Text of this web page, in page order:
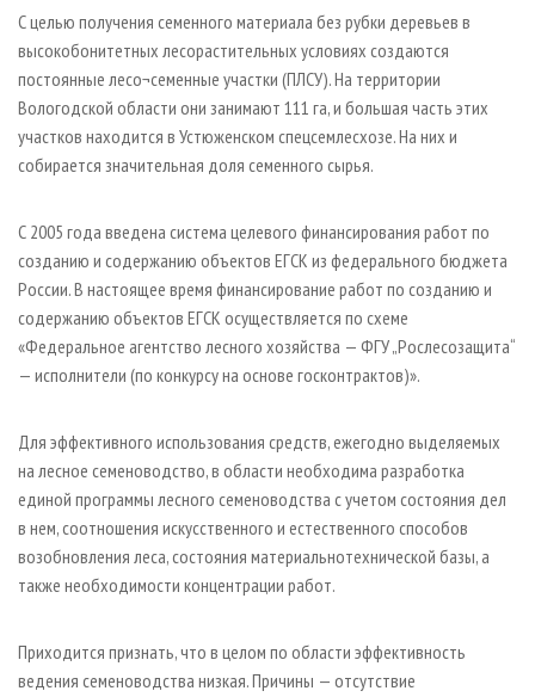
С целью получения семенного материала без рубки деревьев в
высокобонитетных лесорастительных условиях создаются
постоянные лесо¬семенные участки (ПЛСУ). На территории
Вологодской области они занимают 111 га, и большая часть этих
участков находится в Устюженском спецсемлесхозе. На них и
собирается значительная доля семенного сырья.
С 2005 года введена система целевого финансирования работ по
созданию и содержанию объектов ЕГСК из федерального бюджета
России. В настоящее время финансирование работ по созданию и
содержанию объектов ЕГСК осуществляется по схеме
«Федеральное агентство лесного хозяйства — ФГУ „Рослесозащита“
— исполнители (по конкурсу на основе госконтрактов)».
Для эффективного использования средств, ежегодно выделяемых
на лесное семеноводство, в области необходима разработка
единой программы лесного семеноводства с учетом состояния дел
в нем, соотношения искусственного и естественного способов
возобновления леса, состояния материально­технической базы, а
также необходимости концентрации работ.
Приходится признать, что в целом по области эффективность
ведения семеноводства низкая. Причины — отсутствие